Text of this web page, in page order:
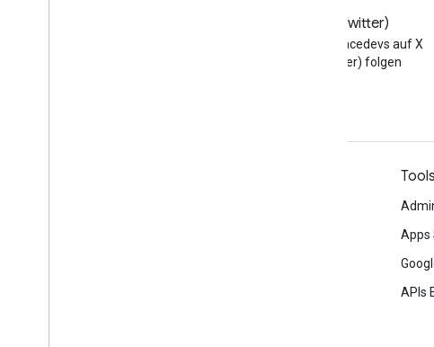
X (Twitter)
@workspacedevs auf X
(Twitter) folgen
Tools
Apps
APIs